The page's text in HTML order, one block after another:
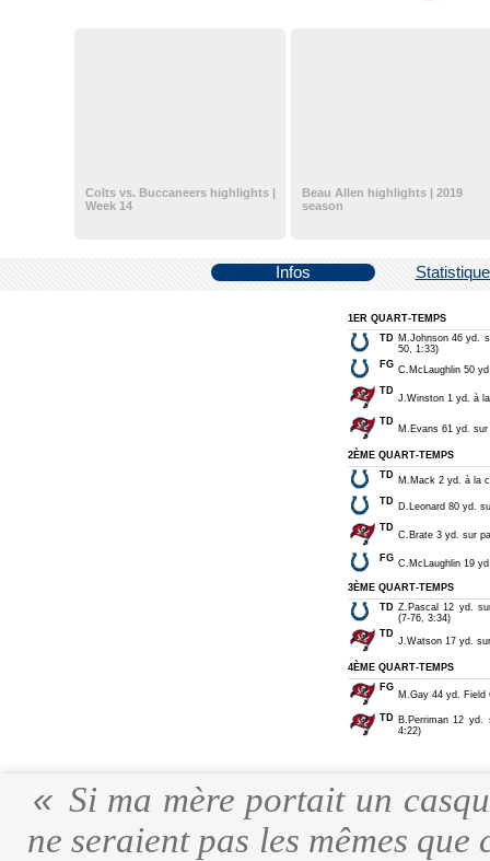
Colts vs. Buccaneers highlights |
Week 14
Beau Allen highlights | 2019
season
Infos
1ER QUART-TEMPS
TD M.Johnson 46 yd.
50, 1:33)
FG C.McLaughlin 50
TD
J.Winston 1 yd. à
TD
M.Evans 61 yd.
2ÈME QUART-TEMPS
TD M.Mack 2 yd. à la
TD D.Leonard 80 yd.
TD
C.Brate 3 yd. sur
FG C.McLaughlin 19
3ÈME QUART-TEMPS
TD Z.Pascal 12 yd.
(7-76, 3:34)
TD
J.Watson 17 yd.
4ÈME QUART-TEMPS
FG
M.Gay 44 yd. Field
TD B.Perriman 12 yd.
4:22)
Si ma mère portait un
ne seraient pas les mêmes